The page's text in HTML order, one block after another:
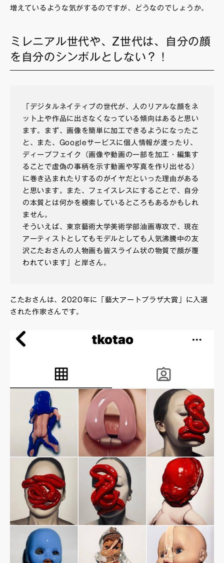
増えているような気がするのですが、どうなのでしょうか。
ミレニアル世代や、Z世代は、自分の顔
を自分のシンボルとしない？！
「デジタルネイティブの世代が、人のリアルな顔をネ
ット上や作品に出さなくなっている傾向はあると思い
ます。まず、画像を簡単に加工できるようになったこ
と、また、Googleサービスに個人情報が渡ったり、
ディープフェイク（画像や動画の一部を加工・編集す
ることで虚偽の事柄を示す動画や写真を作り出せる）
に巻き込まれたりするのがイヤだといった理由がある
と思います。また、フェイスレスにすることで、自分
の本質とは何かを模索しているところもあるかもしれ
ません。
そういえば、東京藝術大学美術学部油画専攻で、現在
アーティストとしてもモデルとしても人気沸騰中の友
沢こたおさんの人物画も皆スライム状の物質で顔が覆
われています」と岸さん。
こたおさんは、2020年に「藝大アートプラザ大賞」に入選
された作家さんです。